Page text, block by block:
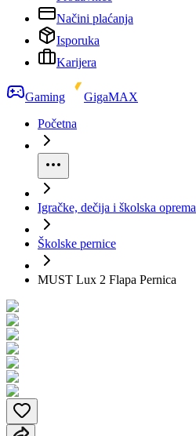
Načini plaćanja
Isporuka
Karijera
Gaming
GigaMAX
Početna
Igračke, dečija i školska oprema
Školske pernice
MUST Lux 2 Flapa Pernica